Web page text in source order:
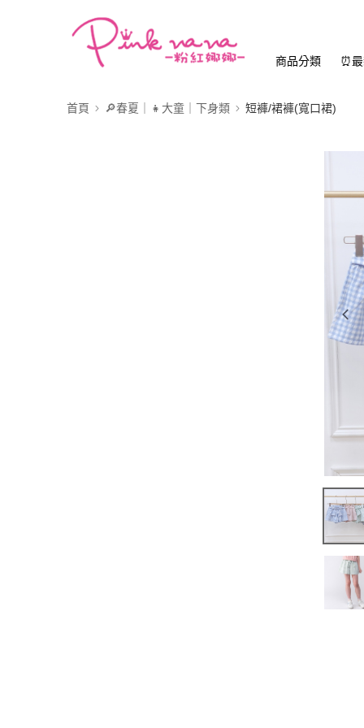
商品分類 ⏰
首頁 🔎春夏｜👧大童｜下身類 短褲/裙褲(寬口裙)